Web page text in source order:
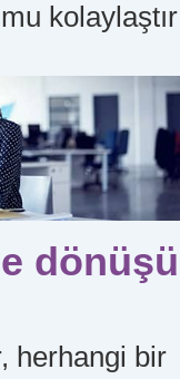
herhangi bir